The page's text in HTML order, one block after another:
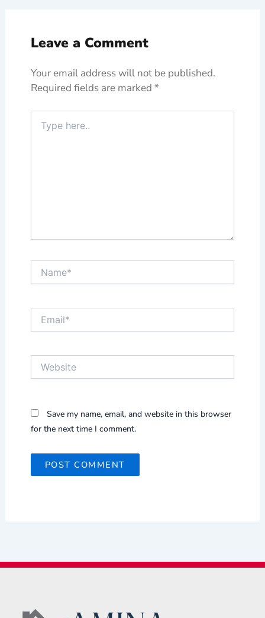
Leave a Comment
Your email address will not be published.
Required fields are marked *
here..
Save my name, email, and website in this browser
for the next time I comment.